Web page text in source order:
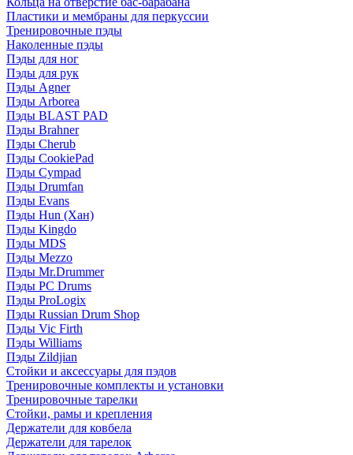
Пластики и мембраны для перкуссии
Тренировочные пэды
Наколенные пэды
Пэды для ног
Пэды для рук
Пэды Agner
Пэды Arborea
Пэды BLAST PAD
Пэды Brahner
Пэды Cherub
Пэды CookiePad
Пэды Cympad
Пэды Drumfan
Пэды Evans
Пэды Hun (Хан)
Пэды Kingdo
Пэды MDS
Пэды Mezzo
Пэды Mr.Drummer
Пэды PC Drums
Пэды ProLogix
Пэды Russian Drum Shop
Пэды Vic Firth
Пэды Williams
Пэды Zildjian
Стойки и аксессуары для пэдов
Тренировочные комплекты и установки
Тренировочные тарелки
Стойки, рамы и крепления
Держатели для ковбела
Держатели для тарелок